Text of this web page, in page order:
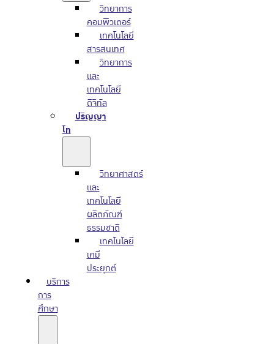
วิทยาการ
คอมพิวเตอร์
เทคโนโลยี
สารสนเทศ
วิทยาการ
และ
เทคโนโลยี
ดิจิทัล
ปริญญา
โท
วิทยาศาสตร์
และ
เทคโนโลยี
ผลิตภัณฑ์
ธรรมชาติ
เทคโนโลยี
เคมี
ประยุกต์
บริการ
การ
ศึกษา